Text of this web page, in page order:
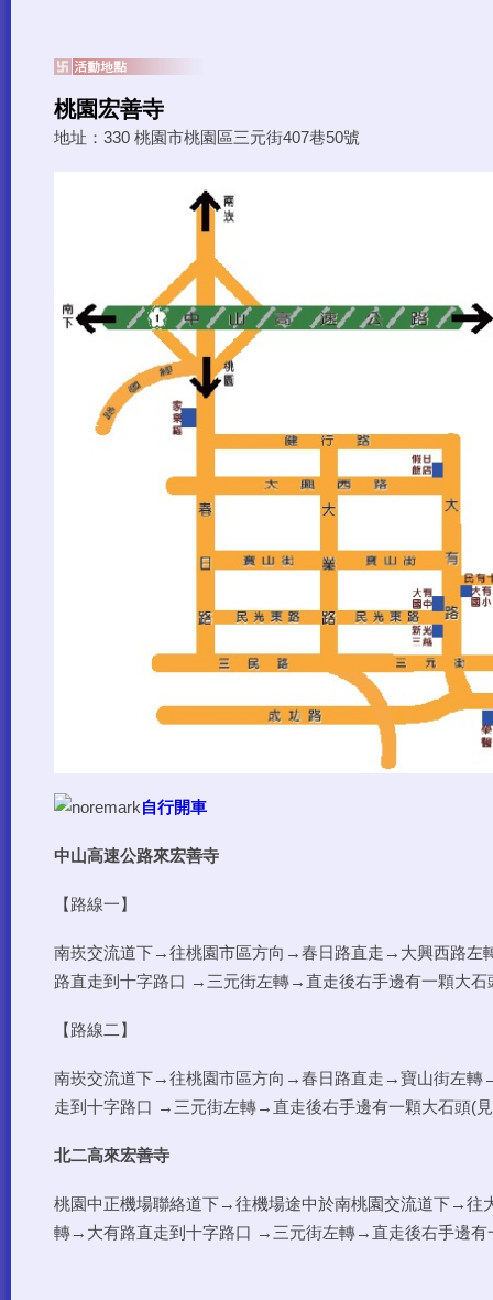
桃園宏善寺
地址：330 桃園市桃園區三元街407巷50號
自行開車
中山高速公路來宏善寺
【路線一】
南崁交流道下→往桃園市區方向→春日路直走→大興西路左
路直走到十字路口 →三元街左轉→直走後右手邊有一顆大
【路線二】
南崁交流道下→往桃園市區方向→春日路直走→寶山街左轉
走到十字路口 →三元街左轉→直走後右手邊有一顆大石頭(
北二高來宏善寺
桃園中正機場聯絡道下→往機場途中於南桃園交流道下→往
轉→大有路直走到十字路口 →三元街左轉→直走後右手邊有